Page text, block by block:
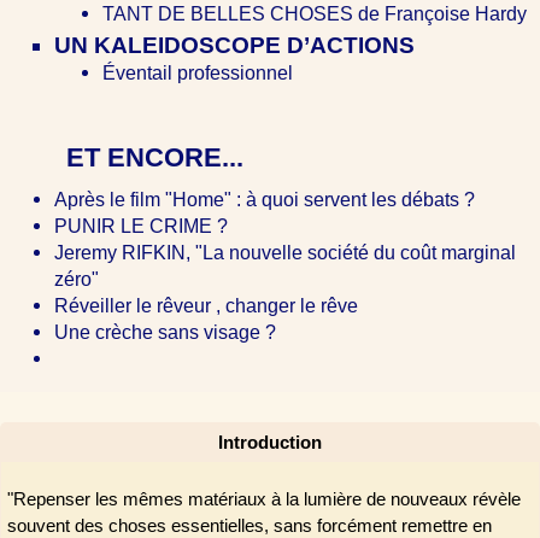
TANT DE BELLES CHOSES de Françoise Hardy
UN KALEIDOSCOPE D’ACTIONS
Éventail professionnel
ET ENCORE...
Après le film "Home" : à quoi servent les débats ?
PUNIR LE CRIME ?
Jeremy RIFKIN, "La nouvelle société du coût marginal
zéro"
Réveiller le rêveur , changer le rêve
Une crèche sans visage ?
Introduction
"Repenser les mêmes matériaux à la lumière de nouveaux révèle
souvent des choses essentielles, sans forcément remettre en